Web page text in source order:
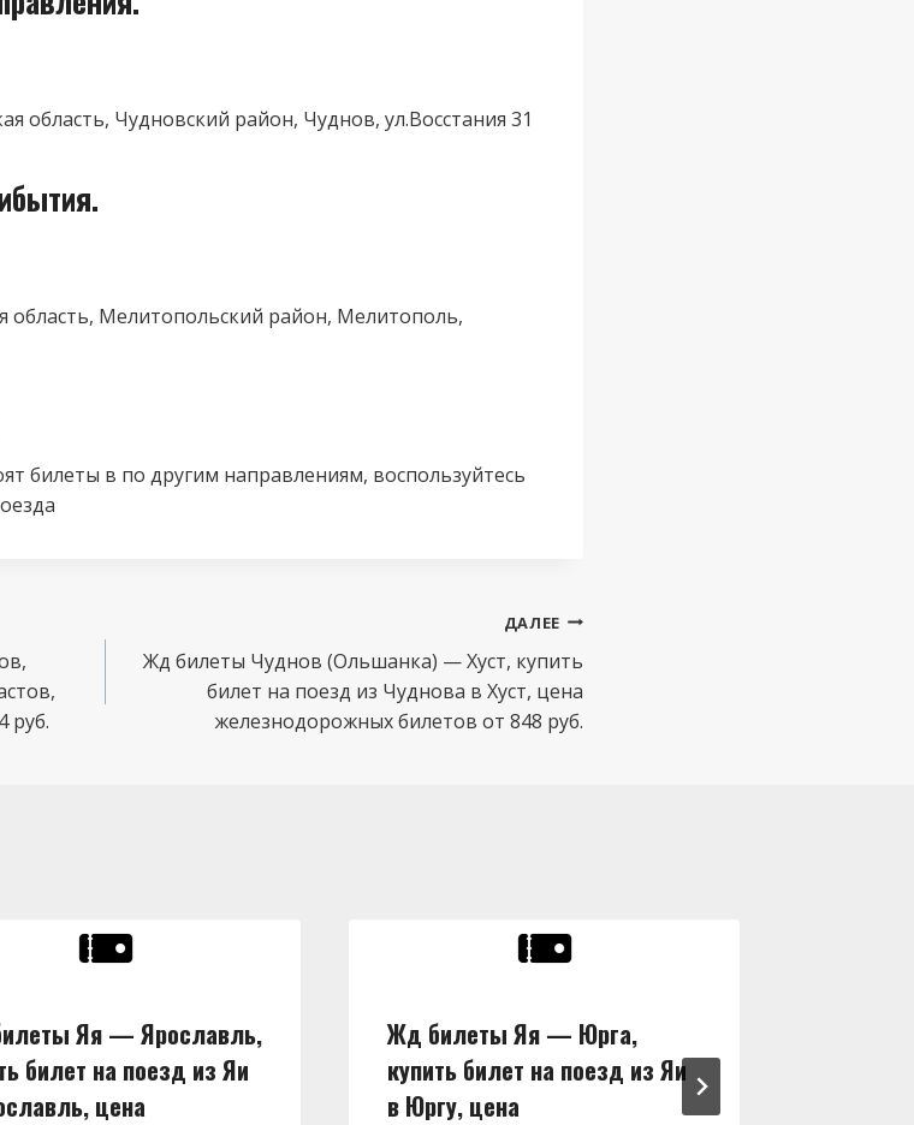
область, Чудновский район, Чуднов, ул.Восстания 31
область, Мелитопольский район, Мелитополь,
билеты в по другим направлениям, воспользуйтесь
руб.
ДАЛЕЕ
Жд билеты Чуднов (Ольшанка) — Хуст, купить
билет на поезд из Чуднова в Хуст, цена
железнодорожных билетов от 848 руб.
Яя — Ярославль,
билет на поезд из Яи
цена
Жд билеты Яя — Юрга,
купить билет на поезд из Яи
в Юргу, цена